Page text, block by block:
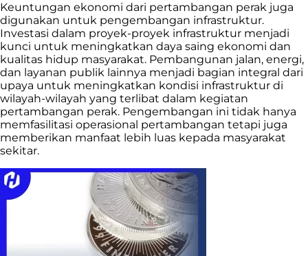
Keuntungan ekonomi dari pertambangan perak juga
digunakan untuk pengembangan infrastruktur.
Investasi dalam proyek-proyek infrastruktur menjadi
kunci untuk meningkatkan daya saing ekonomi dan
kualitas hidup masyarakat. Pembangunan jalan, energi,
dan layanan publik lainnya menjadi bagian integral dari
upaya untuk meningkatkan kondisi infrastruktur di
wilayah-wilayah yang terlibat dalam kegiatan
pertambangan perak. Pengembangan ini tidak hanya
memfasilitasi operasional pertambangan tetapi juga
memberikan manfaat lebih luas kepada masyarakat
sekitar.